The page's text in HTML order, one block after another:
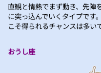
直観と情熱でまず動き、先陣
に突っ込んでいくタイプです
こそ得られるチャンスは多い
おうし座